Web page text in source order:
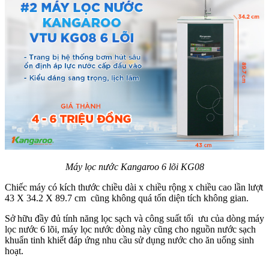
Máy lọc nước Kangaroo 6 lõi KG08
Chiếc máy có kích thước chiều dài x chiều rộng x chiều cao lần lượt
43 X 34.2 X 89.7 cm cũng không quá tốn diện tích không gian.
Sở hữu đầy đủ tính năng lọc sạch và công suất tối ưu của dòng máy
lọc nước 6 lõi, máy lọc nước dòng này cũng cho nguồn nước sạch
khuẩn tinh khiết đáp ứng nhu cầu sử dụng nước cho ăn uống sinh
hoạt.